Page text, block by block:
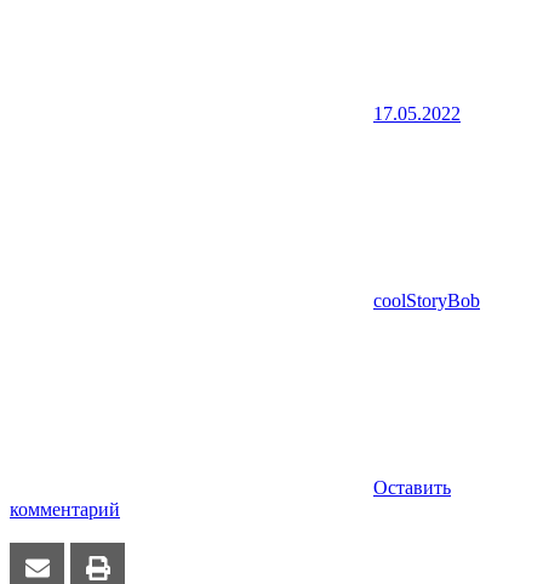
17.05.2022
coolStoryBob
Оставить
комментарий